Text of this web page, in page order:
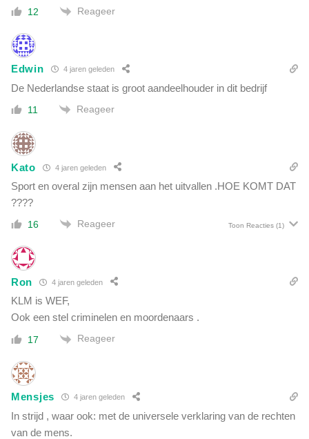
12 Reageer
Edwin 4 jaren geleden
De Nederlandse staat is groot aandeelhouder in dit bedrijf
11 Reageer
Kato 4 jaren geleden
Sport en overal zijn mensen aan het uitvallen .HOE KOMT DAT
????
16 Reageer Toon Reacties (1)
Ron 4 jaren geleden
KLM is WEF,
Ook een stel criminelen en moordenaars .
17 Reageer
Mensjes 4 jaren geleden
In strijd , waar ook: met de universele verklaring van de rechten
van de mens.